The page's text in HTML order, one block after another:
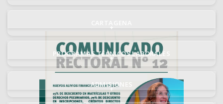
+
PROGRAMAS TÉCNICOS LABORALES
+
ADMISIONES
+